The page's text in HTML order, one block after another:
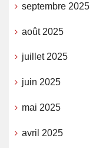
septembre 2025
août 2025
juillet 2025
juin 2025
mai 2025
avril 2025